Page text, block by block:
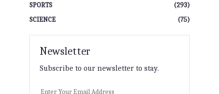
SPORTS
(293)
SCIENCE
(75)
Newsletter
Subscribe to our newsletter to stay.